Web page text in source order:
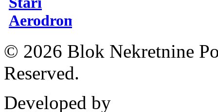
Aerodrom
© 2026 Blok Nekretnine
Reserved.
Developed by